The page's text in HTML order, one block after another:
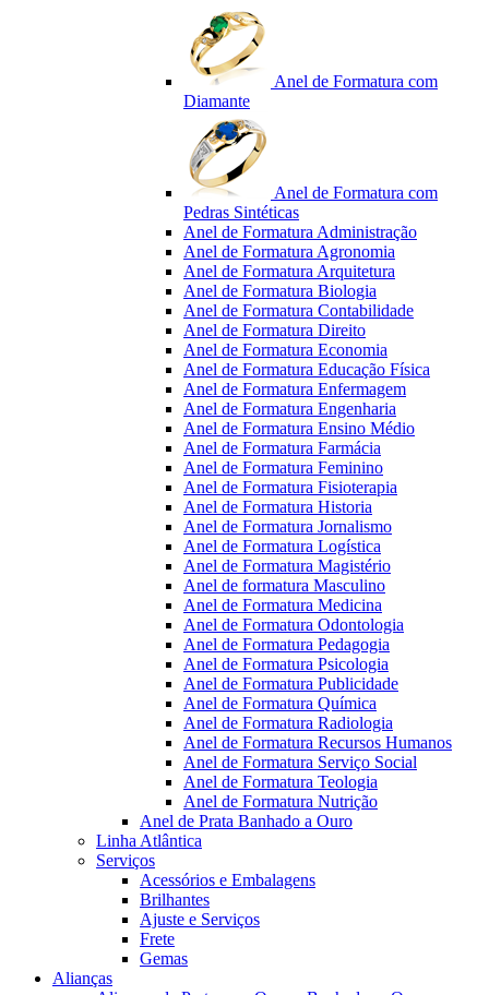
Anel de Formatura com
Diamante
Anel de Formatura com
Pedras Sintéticas
Anel de Formatura Administração
Anel de Formatura Agronomia
Anel de Formatura Arquitetura
Anel de Formatura Biologia
Anel de Formatura Contabilidade
Anel de Formatura Direito
Anel de Formatura Economia
Anel de Formatura Educação Física
Anel de Formatura Enfermagem
Anel de Formatura Engenharia
Anel de Formatura Ensino Médio
Anel de Formatura Farmácia
Anel de Formatura Feminino
Anel de Formatura Fisioterapia
Anel de Formatura Historia
Anel de Formatura Jornalismo
Anel de Formatura Logística
Anel de Formatura Magistério
Anel de formatura Masculino
Anel de Formatura Medicina
Anel de Formatura Odontologia
Anel de Formatura Pedagogia
Anel de Formatura Psicologia
Anel de Formatura Publicidade
Anel de Formatura Química
Anel de Formatura Radiologia
Anel de Formatura Recursos Humanos
Anel de Formatura Serviço Social
Anel de Formatura Teologia
Anel de Formatura Nutrição
Anel de Prata Banhado a Ouro
Linha Atlântica
Serviços
Acessórios e Embalagens
Brilhantes
Ajuste e Serviços
Frete
Gemas
Alianças